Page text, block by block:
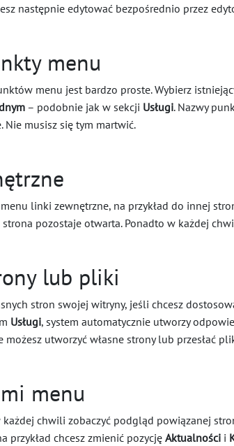
następnie edytować bezpośrednio przez
menu
menu jest bardzo proste. Wybierz
– podobnie jak w sekcji Usługi. Nazwy
musisz się tym martwić.
linki zewnętrzne, na przykład do innej
pozostaje otwarta. Ponadto w każdej
lub pliki
stron swojej witryny, jeśli chcesz
Usługi, system automatycznie utworzy
możesz utworzyć własne strony lub przesłać
menu
chwili zobaczyć podgląd powiązanej
przykład chcesz zmienić pozycjęAktualności i